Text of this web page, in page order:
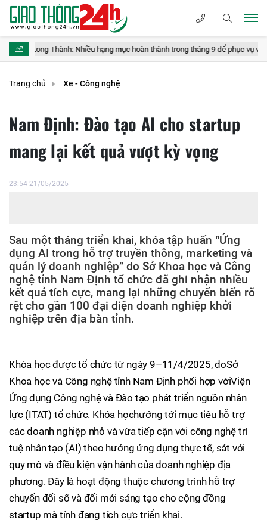
Nhiều hạng mục hoàn thành trong tháng 9 để phục vụ vận hành thử
Trang chủ Xe - Công nghệ
Nam Định: Đào tạo AI cho startup
mang lại kết quả vượt kỳ vọng
23:54 21/05/2025
Sau một tháng triển khai, khóa tập huấn “Ứng
dụng AI trong hỗ trợ truyền thông, marketing và
quản lý doanh nghiệp” do Sở Khoa học và Công
nghệ tỉnh Nam Định tổ chức đã ghi nhận nhiều
kết quả tích cực, mang lại những chuyển biến rõ
rệt cho gần 100 đại diện doanh nghiệp khởi
nghiệp trên địa bàn tỉnh.
Khóa học được tổ chức từ ngày 9–11/4/2025, doSở
Khoa học và Công nghệ tỉnh Nam Định phối hợp vớiViện
Ứng dụng Công nghệ và Đào tạo phát triển nguồn nhân
lực (ITAT) tổ chức. Khóa họchướng tới mục tiêu hỗ trợ
các doanh nghiệp nhỏ và vừa tiếp cận với công nghệ trí
tuệ nhân tạo (AI) theo hướng ứng dụng thực tế, sát với
quy mô và điều kiện vận hành của doanh nghiệp địa
phương. Đây là hoạt động thuộc chương trình hỗ trợ
chuyển đổi số và đổi mới sáng tạo cho cộng đồng
startup mà tỉnh đang tích cực triển khai.